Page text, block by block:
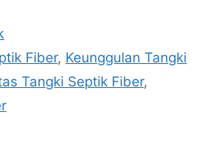
Fiber, Keunggulan Tangki
Tangki Septik Fiber,